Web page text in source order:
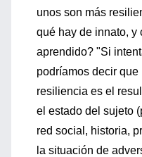
unos son más
qué hay de innato, y
aprendido? "Si
podríamos decir
resiliencia es el
el estado del sujeto
red social, historia,
la situación de